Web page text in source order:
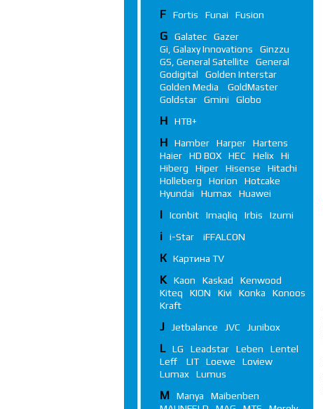
F Fortis Funai Fusion
G Galatec
Gazer
Gi, Galaxy Innovations
Ginzzu
GS, General Satellite
General
Godigital
Golden Interstar
Golden Media
GoldMaster
Goldstar
Gmini Globo
Н НТВ+
H Hamber Harper
Hartens
Haier
HD BOX HEC Helix
Hi
Hiberg
Hiper Hisense
Hitachi
Holleberg
Horion
Hotcake
Hyundai
Humax Huawei
I Iconbit Imaqliq Irbis Izumi
i i-Star iFFALСON
К Картина TV
K Kaon Kaskad
Kenwood
Kiteq
KION Kivi Konka
Konoos
Kraft
J Jetbalance JVC Junibox
L LG Leadstar Leben
Lentel
Leff
LIT Loewe
Loview
Lumax
Lumus
M Manya
Maibenben